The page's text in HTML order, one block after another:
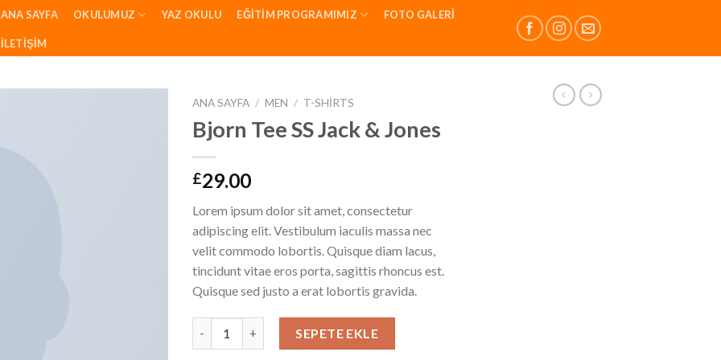
ANA SAYFA OKULUMUZ YAZ OKULU EĞITIM PROGRAMIMIZ FOTO GALERI
İLETIŞIM
ANA SAYFA / MEN / T-SHIRTS
Bjorn Tee SS Jack & Jones
£29.00
Lorem ipsum dolor sit amet, consectetur
adipiscing elit. Vestibulum iaculis massa nec
velit commodo lobortis. Quisque diam lacus,
tincidunt vitae eros porta, sagittis rhoncus est.
Quisque sed justo a erat lobortis gravida.
SEPETE EKLE